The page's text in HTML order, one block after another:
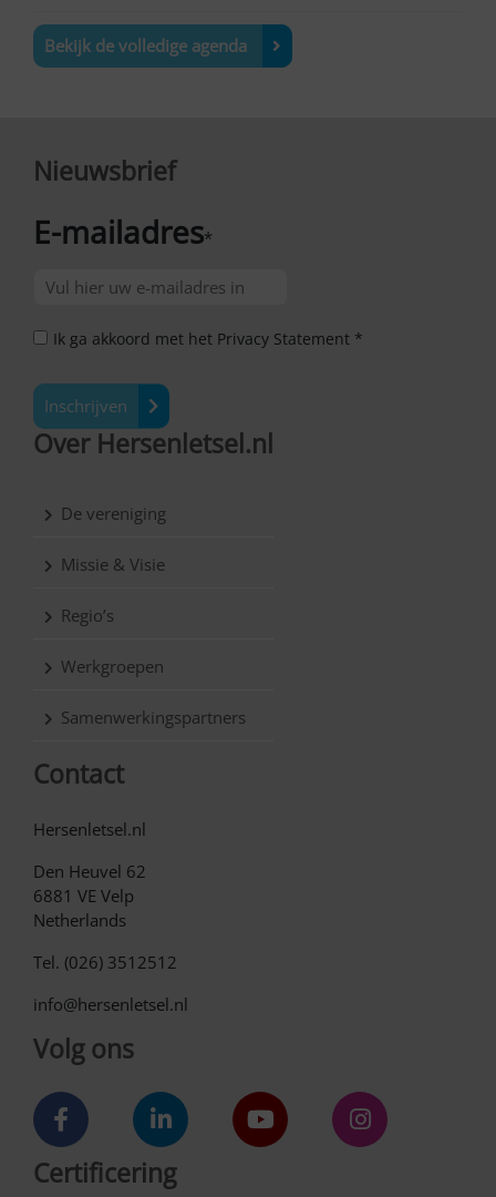
Bekijk de volledige agenda
Nieuwsbrief
E-mailadres*
Ik ga akkoord met het Privacy Statement *
Inschrijven
Over Hersenletsel.nl
De vereniging
Missie & Visie
Regio’s
Werkgroepen
Samenwerkingspartners
Contact
Hersenletsel.nl
Den Heuvel 62
6881 VE Velp
Netherlands
Tel. (026) 3512512
info@hersenletsel.nl
Volg ons
Certificering